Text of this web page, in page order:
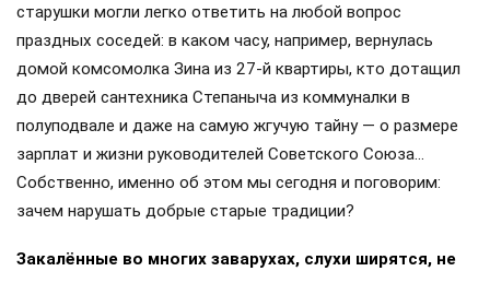
старушки могли легко ответить на любой вопрос
праздных соседей: в каком часу, например, вернулась
домой комсомолка Зина из 27-й квартиры, кто дотащил
до дверей сантехника Степаныча из коммуналки в
полуподвале и даже на самую жгучую тайну — о размере
зарплат и жизни руководителей Советского Союза…
Собственно, именно об этом мы сегодня и поговорим:
зачем нарушать добрые старые традиции?
Закалённые во многих заварухах, слухи ширятся, не